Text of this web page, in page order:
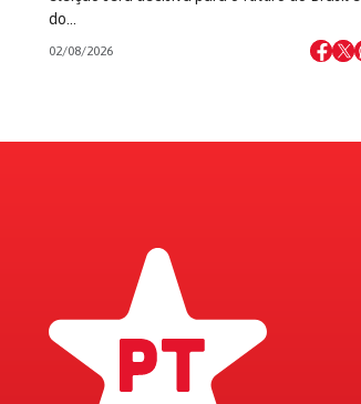
do…
02/08/2026